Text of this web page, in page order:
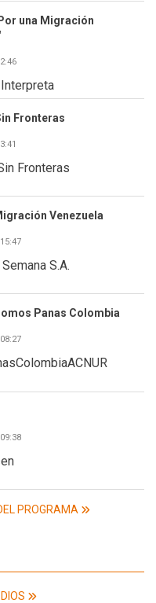
una Migración
Fronteras
Fronteras
Venezuela
S.A.
Panas Colombia
PROGRAMA